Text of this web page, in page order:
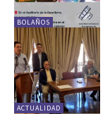
BOLAÑOS
ACTUALIDAD